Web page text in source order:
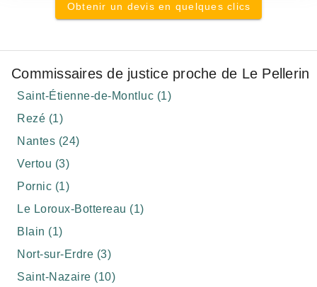
Obtenir un devis en quelques clics
Commissaires de justice proche de Le Pellerin
Saint-Étienne-de-Montluc (1)
Rezé (1)
Nantes (24)
Vertou (3)
Pornic (1)
Le Loroux-Bottereau (1)
Blain (1)
Nort-sur-Erdre (3)
Saint-Nazaire (10)